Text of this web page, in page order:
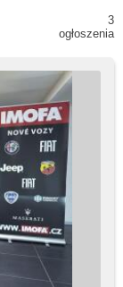
3
ogłoszenia